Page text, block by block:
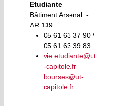
Etudiante
Bâtiment Arsenal -
AR 139
05 61 63 37 90 /
05 61 63 39 83
vie.etudiante@ut
-capitole.fr
bourses@ut-
capitole.fr